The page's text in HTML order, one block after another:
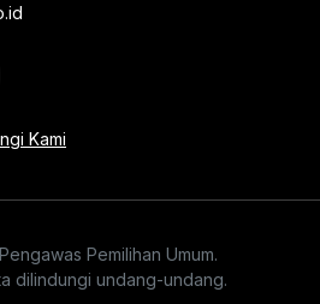
Kami
Pemilihan Umum.
dilindungi undang-undang.